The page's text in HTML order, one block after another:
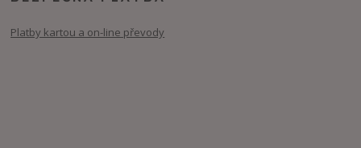
Platby kartou a on-line převody